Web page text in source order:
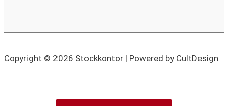
Copyright © 2026 Stockkontor | Powered by CultDesign